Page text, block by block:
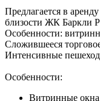
Предлагается в
близости ЖК Баркли
Особенности:
Сложившееся
Интенсивные
Особенности:
Витринные окна